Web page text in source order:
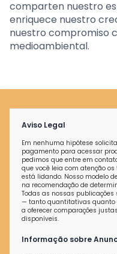
comparten nuestro
enriquece nuestro
nuestro compromiso
medioambiental.
Aviso Legal
Em nenhuma hipótese
pagamento para acessar
pedimos que entre em
que você leia com atenção
está lidando. Nosso modelo
na recomendação de
Todas as nossas
— tanto quantitativas quanto
a oferecer comparações
disponíveis.
Informação sobre